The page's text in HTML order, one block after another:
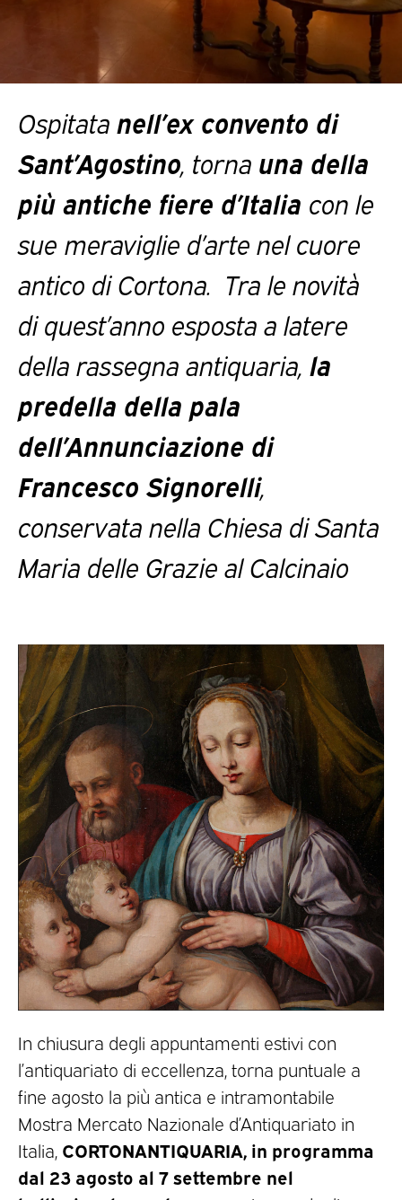
Ospitata nell’ex convento di
Sant’Agostino, torna una della
più antiche fiere d’Italia con le
sue meraviglie d’arte nel cuore
antico di Cortona. Tra le novità
di quest’anno esposta a latere
della rassegna antiquaria, la
predella della pala
dell’Annunciazione di
Francesco Signorelli,
conservata nella Chiesa di Santa
Maria delle Grazie al Calcinaio
In chiusura degli appuntamenti estivi con
l’antiquariato di eccellenza, torna puntuale a
fine agosto la più antica e intramontabile
Mostra Mercato Nazionale d’Antiquariato in
Italia, CORTONANTIQUARIA, in programma
dal 23 agosto al 7 settembre nel